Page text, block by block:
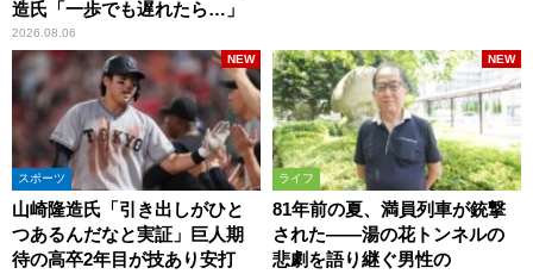
造氏「一歩でも遅れたら…」
2026.08.06
スポーツ
山崎隆造氏「引き出しがひと
つあるんだなと実証」巨人期
待の高卒2年目が技あり安打
NEW
ライフ
81年前の夏、満員列車が銃撃
された――湯の花トンネルの
悲劇を語り継ぐ男性の
NEW